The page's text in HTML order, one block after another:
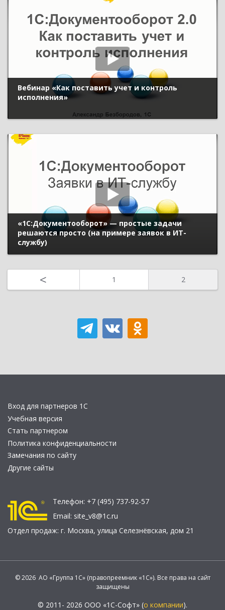
Вебинар «Как поставить учет и контроль
исполнения»
«1С:Документооборот» — простые задачи
решаются просто (на примере заявок в ИТ-
службу)
< 1 2
Вход для партнеров 1С
Учебная версия
Стать партнером
Политика конфиденциальности
Замечания по сайту
Другие сайты
Телефон: +7 (495) 737-92-57
Email: site_v8@1c.ru
Отдел продаж: г. Москва, улица Селезнёвская, дом 21
© 2026 АО «Группа 1С» (правопреемник «1С»). Все права на сайт
защищены
© 2011- 2026 ООО «1С-Софт» (о компании).